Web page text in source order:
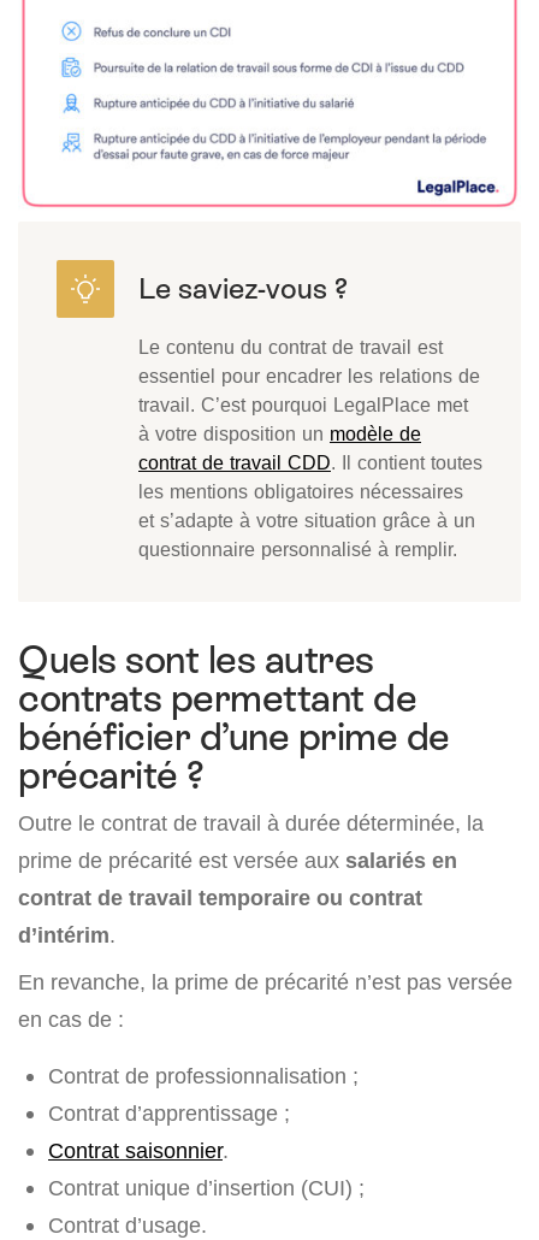
Le contenu du contrat de travail est
essentiel pour encadrer les relations de
travail. C’est pourquoi LegalPlace met
à votre disposition un modèle de
contrat de travail CDD. Il contient toutes
les mentions obligatoires nécessaires
et s’adapte à votre situation grâce à un
questionnaire personnalisé à remplir.
Quels sont les autres
contrats permettant de
bénéficier d’une prime de
précarité ?
Outre le contrat de travail à durée déterminée, la
prime de précarité est versée aux salariés en
contrat de travail temporaire ou contrat
d’intérim.
En revanche, la prime de précarité n’est pas versée
en cas de :
Contrat de professionnalisation ;
Contrat d’apprentissage ;
Contrat saisonnier.
Contrat unique d’insertion (CUI) ;
Contrat d’usage.